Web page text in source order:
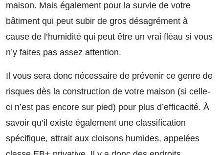
maison. Mais également pour la survie de votre
bâtiment qui peut subir de gros désagrément à
cause de l’humidité qui peut être un vrai fléau si vous
n’y faites pas assez attention.
Il vous sera donc nécessaire de prévenir ce genre de
risques dès la construction de votre maison (si celle-
ci n’est pas encore sur pied) pour plus d’efficacité. À
savoir qu’il existe également une classification
spécifique, attrait aux cloisons humides, appelées